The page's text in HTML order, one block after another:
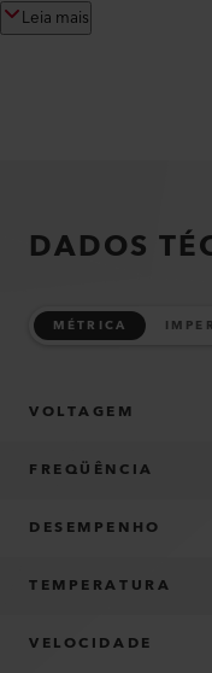
Leia mais
DADOS
MÉTRICA
VOLTAGEM
FREQÜÊNCIA
DESEMPENHO
TEMPERATURA
VELOCIDADE